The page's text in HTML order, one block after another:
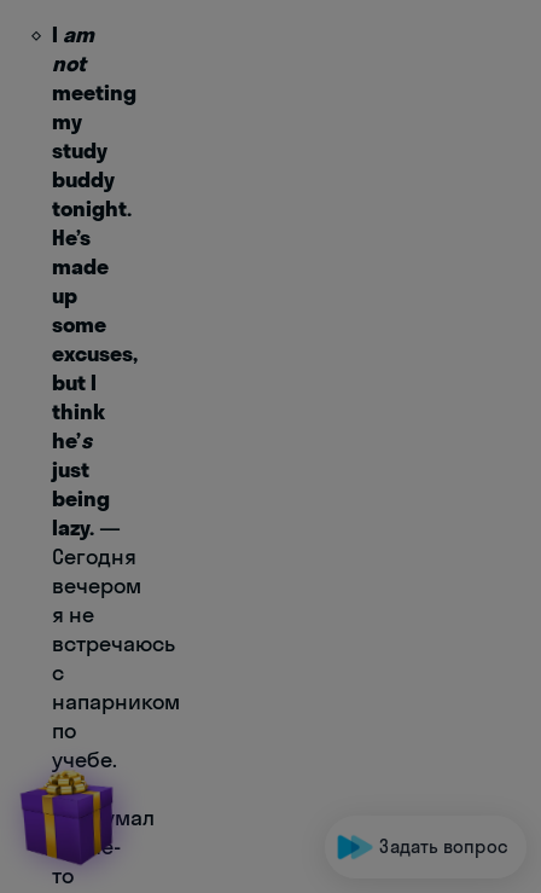
I am
not
meeting
my
study
buddy
tonight.
He’s
made
up
some
excuses,
but I
think
he’s
just
being
lazy.—
Сегодня
вечером
я не
встречаюсь
с
напарником
по
учебе.
Он
придумал
какие-
то
Задать вопрос